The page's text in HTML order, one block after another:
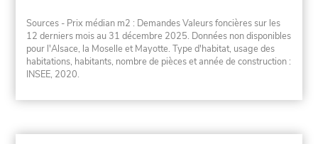
Sources - Prix médian m2 : Demandes Valeurs foncières sur les
12 derniers mois au 31 décembre 2025. Données non disponibles
pour l'Alsace, la Moselle et Mayotte. Type d'habitat, usage des
habitations, habitants, nombre de pièces et année de construction :
INSEE, 2020.